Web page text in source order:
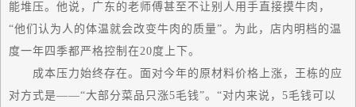
能堆压。他说，广东的老师傅甚至不让别人用手直接摸牛肉，
“他们认为人的体温就会改变牛肉的质量”。为此，店内明档的温
度一年四季都严格控制在20度上下。
成本压力始终存在。面对今年的原材料价格上涨，王栋的应
对方式是——“大部分菜品只涨5毛钱”。“对内来说，5毛钱可以